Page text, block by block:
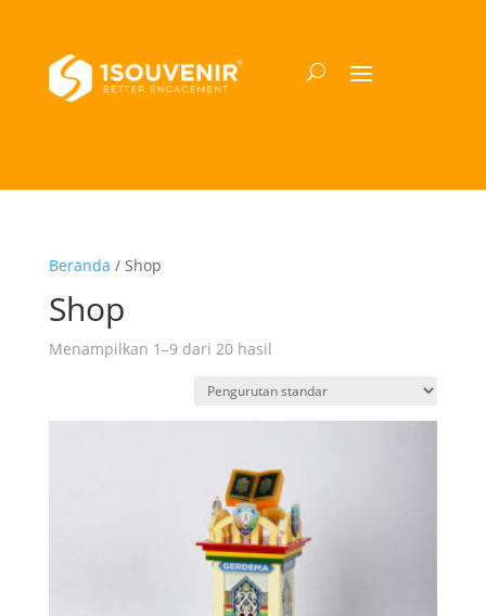
Beranda / Shop
Shop
Menampilkan 1–9 dari 20 hasil